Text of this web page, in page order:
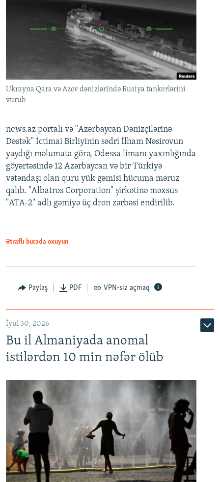
Ukrayna Qara və Azov dənizlərində Rusiya tankerlərini
vurub
news.az portalı və "Azərbaycan Dənizçilərinə
Dəstək" İctimai Birliyinin sədri İlham Nəsirovun
yaydığı məlumata görə, Odessa limanı yaxınlığında
göyərtəsində 12 Azərbaycan və bir Türkiyə
vətəndaşı olan quru yük gəmisi hücuma məruz
qalıb. "Albatros Corporation" şirkətinə məxsus
"ATA-2" adlı gəmiyə üç dron zərbəsi endirilib.
Ətraflı burada oxuyun
Paylaş PDF VPN-siz açmaq
İyul 30, 2026
Bu il Almaniyada anomal
istilərdən 10 min nəfər ölüb